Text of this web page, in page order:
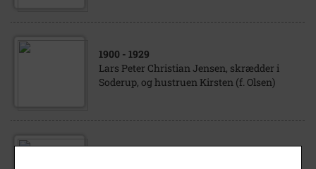
1900 - 1929
Lars Peter Christian Jensen, skrædder i
Soderup, og hustruen Kirsten (f. Olsen)